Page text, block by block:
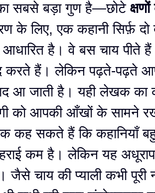
सबसे बड़ा गुण है—छोटे
के लिए, एक कहानी सिर्फ़ दो
आधारित है। वे बस चाय पीते
करते हैं। लेकिन पढ़ते-पढ़ते
आ जाती है। यही लेखक
को आपकी आँखों के सामने
कह सकते हैं कि कहानियाँ
कम है। लेकिन यह
जैसे चाय की प्याली कभी पूरी